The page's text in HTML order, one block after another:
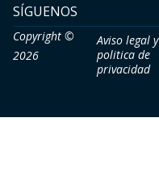
SÍGUENOS
Copyright ©
2026
Aviso legal y
politica de
privacidad​